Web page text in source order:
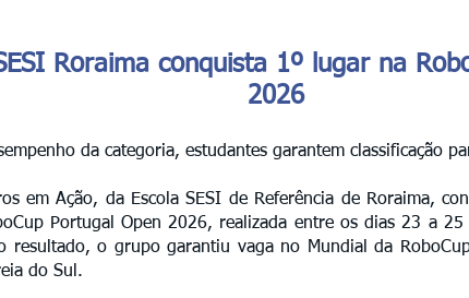
Roraima conquista 1º lugar na
2026
da categoria, estudantes garantem classificação
em Ação, da Escola SESI de Referência de Roraima,
Portugal Open 2026, realizada entre os dias 23 a
resultado, o grupo garantiu vaga no Mundial da
do Sul.